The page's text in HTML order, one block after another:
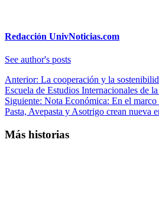
Redacción UnivNoticias.com
See author's posts
Navegación
de
entradas
Anterior: La cooperación y la
Escuela de Estudios Internacionales de
Siguiente: Nota Económica: En el
Pasta, Avepasta y Asotrigo crean nueva
Más historias